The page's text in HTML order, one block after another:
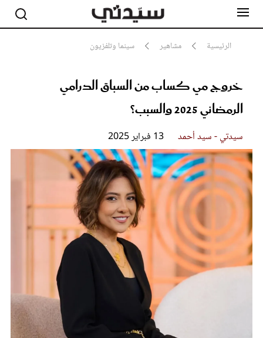
الرئيسية مشاهير سينما وتلفزيون
خروج مي كساب من السباق الدرامي
الرمضاني 2025 والسبب؟
سيدتي - سيد أحمد 13 فبراير 2025
مشاهير
جمال
صحة ورشاقة
سيدتي وطفلك
لايف ستايل
بلس+
فيديو
مطبخ سيدتي
مقالات الرأي
ستايل
تقارير
عروس سيدتي